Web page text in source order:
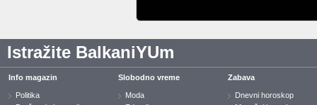
Istražite BalkaniYUm
Info magazin
Politika
Slobodno vreme
Moda
Zabava
Dnevni horoskop